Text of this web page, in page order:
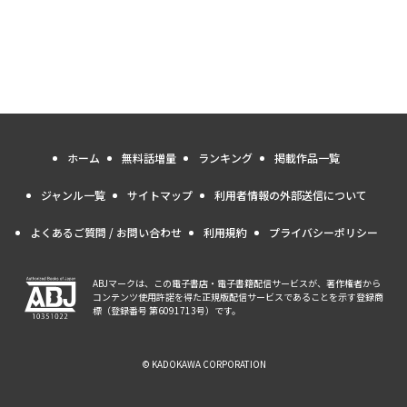
ホーム 無料話増量 ランキング 掲載作品一覧
ジャンル一覧 サイトマップ 利用者情報の外部送信について
よくあるご質問 / お問い合わせ 利用規約 プライバシーポリシー
ABJマークは、この電子書店・電子書籍配信サービスが、著作権者から
コンテンツ使用許諾を得た正規版配信サービスであることを示す登録商
標（登録番号 第6091713号）です。
© KADOKAWA CORPORATION